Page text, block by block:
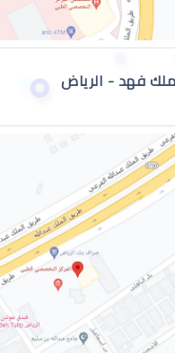
دكتور عيون واتس اب
رقم دكتور عيون للاستشاره